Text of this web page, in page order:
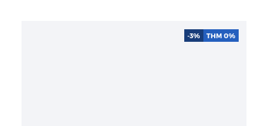
-3% THM 0%